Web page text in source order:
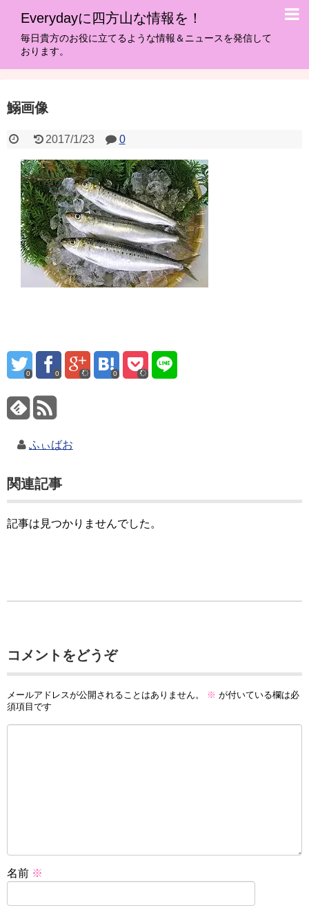
Everydayに四方山な情報を！
毎日貴方のお役に立てるような情報＆ニュースを発信して
おります。
鰯画像
2017/1/23 0
0 0 0
ふぃばお
関連記事
記事は見つかりませんでした。
コメントをどうぞ
メールアドレスが公開されることはありません。 ※ が付いている欄は必
須項目です
名前 ※